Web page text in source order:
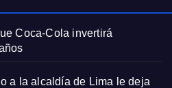
Coca-Cola invertirá
a la alcaldía de Lima le deja